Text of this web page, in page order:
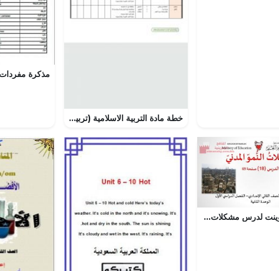
خطة مادة التربية الاسلامية (تربية اسلامية) الثالث
عرض بوربوينت لدرس مشكلات النمو المدني